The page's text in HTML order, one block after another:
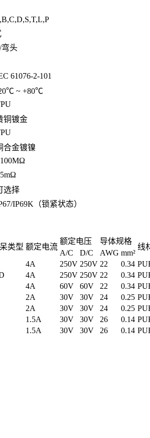
头
61076-2-101
~ +80℃
铜镀金
合金镀镍
选择
IP69K（锁紧状态）
类型 额定电流
额定电压 导体规格
线
A/C D/C AWG mm²
4A 250V 250V 22 0.34
4A 250V 250V 22 0.34
4A 60V 60V 22 0.34
2A 30V 30V 24 0.25
2A 30V 30V 24 0.25
1.5A 30V 30V 26 0.14
1.5A 30V 30V 26 0.14